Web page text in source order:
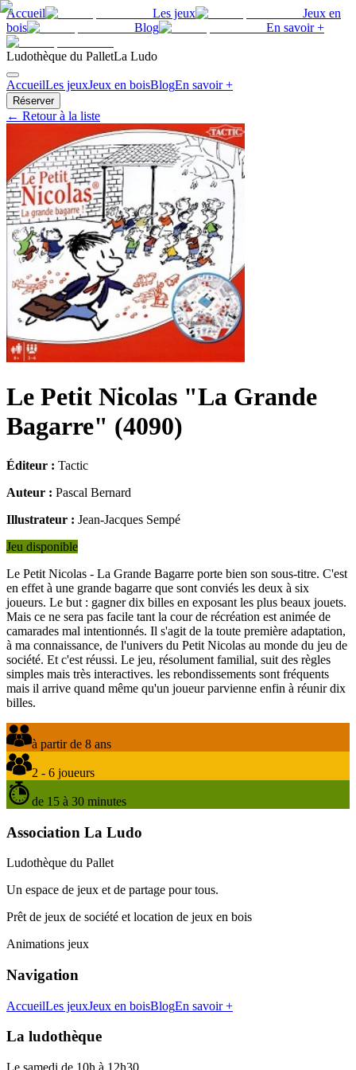
Accueil Les jeux
Jeux en
bois
Blog En savoir +
Ludothèque du PalletLa Ludo
AccueilLes jeuxJeux en boisBlogEn savoir +
Réserver
← Retour à la liste
Le Petit Nicolas "La Grande
Bagarre" (4090)
Éditeur : Tactic
Auteur : Pascal Bernard
Illustrateur : Jean-Jacques Sempé
Jeu disponible
Le Petit Nicolas - La Grande Bagarre porte bien son sous-titre. C'est
en effet à une grande bagarre que sont conviés les deux à six
joueurs. Le but : gagner dix billes en exposant les plus beaux jouets.
Mais ce ne sera pas facile tant la cour de récréation est animée de
camarades mal intentionnés. Il s'agit de la toute première adaptation,
à ma connaissance, de l'univers du Petit Nicolas au monde du jeu de
société. Et c'est réussi. Le jeu, résolument familial, suit des règles
simples mais très interactives. les rebondissements sont fréquents
mais il arrive quand même qu'un joueur parvienne enfin à réunir dix
billes.
à partir de 8 ans
2 - 6 joueurs
de 15 à 30 minutes
Association La Ludo
Ludothèque du Pallet
Un espace de jeux et de partage pour tous.
Prêt de jeux de société et location de jeux en bois
Animations jeux
Navigation
AccueilLes jeuxJeux en boisBlogEn savoir +
La ludothèque